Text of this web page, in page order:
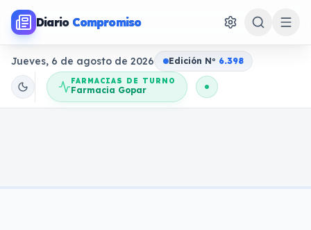
Diario Compromiso
Jueves, 6 de agosto de 2026 Edición No 6.398
FARMACIAS DE TURNO
Farmacia Gopar